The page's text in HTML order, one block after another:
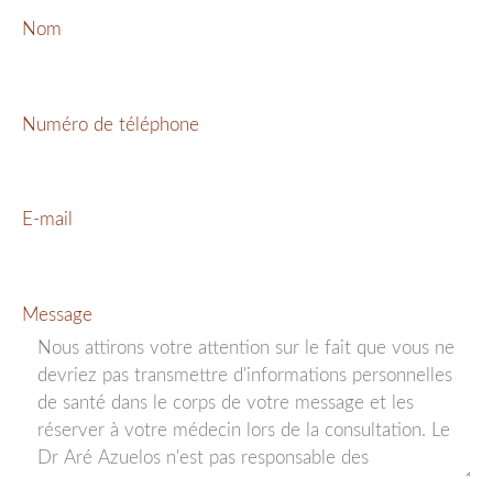
Nom
Numéro de téléphone
E-mail
Message